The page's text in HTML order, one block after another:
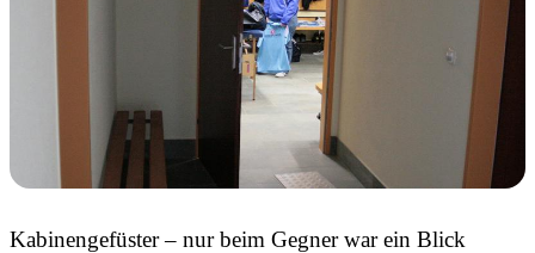
Kabinengefüster – nur beim Gegner war ein Blick